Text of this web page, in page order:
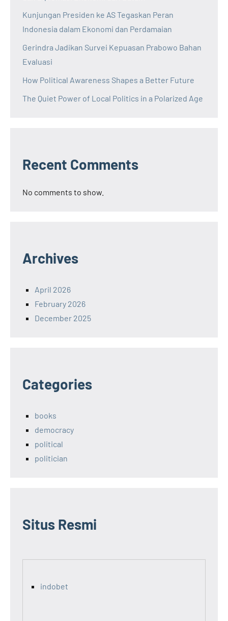
Kunjungan Presiden ke AS Tegaskan Peran
Indonesia dalam Ekonomi dan Perdamaian
Gerindra Jadikan Survei Kepuasan Prabowo Bahan
Evaluasi
How Political Awareness Shapes a Better Future
The Quiet Power of Local Politics in a Polarized Age
Recent Comments
No comments to show.
Archives
April 2026
February 2026
December 2025
Categories
books
democracy
political
politician
Situs Resmi
indobet